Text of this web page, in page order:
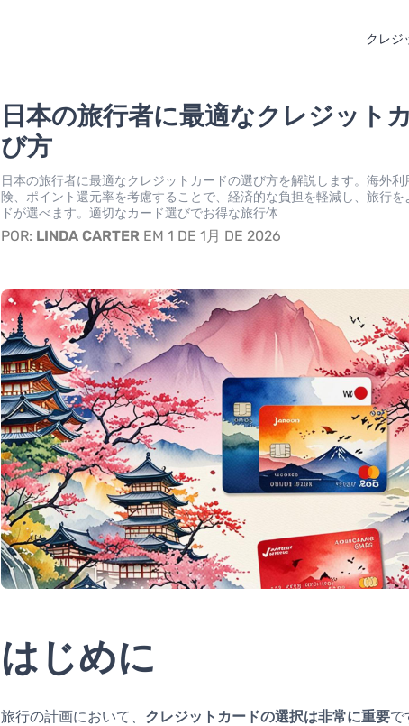
クレジ
日本の旅行者に最適なクレジット
び方
日本の旅行者に最適なクレジットカードの選び方を解説します。海外利
険、ポイント還元率を考慮することで、経済的な負担を軽減し、旅行
ドが選べます。適切なカード選びでお得な旅行体
POR: LINDA CARTER EM 1 DE 1月 DE 2026
はじめに
旅行の計画において、 クレジットカードの選択は非常に重要で